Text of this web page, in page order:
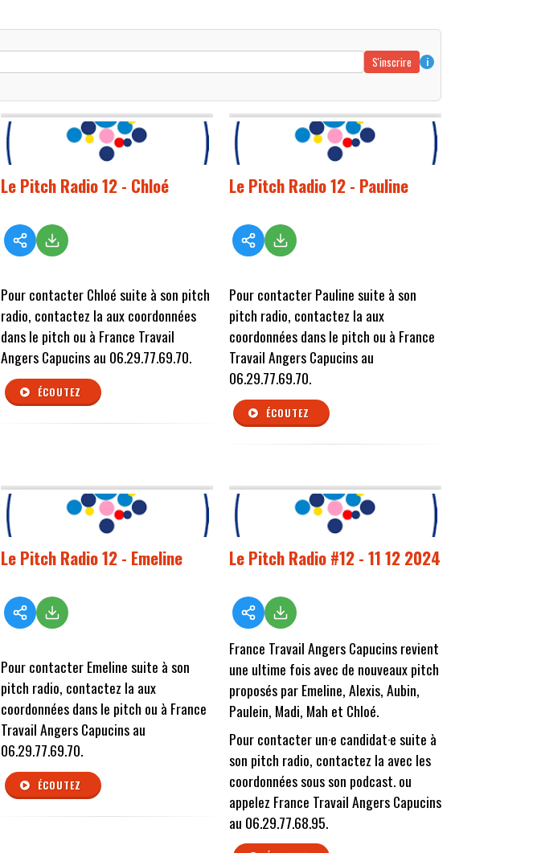
S'inscrire
i
Le Pitch Radio 12 - Chloé
Pour contacter Chloé suite à son pitch
radio, contactez la aux coordonnées
dans le pitch ou à France Travail
Angers Capucins au 06.29.77.69.70.
ÉCOUTEZ
Le Pitch Radio 12 - Pauline
Pour contacter Pauline suite à son
pitch radio, contactez la aux
coordonnées dans le pitch ou à France
Travail Angers Capucins au
06.29.77.69.70.
ÉCOUTEZ
Le Pitch Radio 12 - Emeline
Pour contacter Emeline suite à son
pitch radio, contactez la aux
coordonnées dans le pitch ou à France
Travail Angers Capucins au
06.29.77.69.70.
ÉCOUTEZ
Le Pitch Radio #12 - 11 12 2024
France Travail Angers Capucins revient
une ultime fois avec de nouveaux pitch
proposés par Emeline, Alexis, Aubin,
Paulein, Madi, Mah et Chloé.
Pour contacter un·e candidat·e suite à
son pitch radio, contactez la avec les
coordonnées sous son podcast. ou
appelez France Travail Angers Capucins
au 06.29.77.68.95.